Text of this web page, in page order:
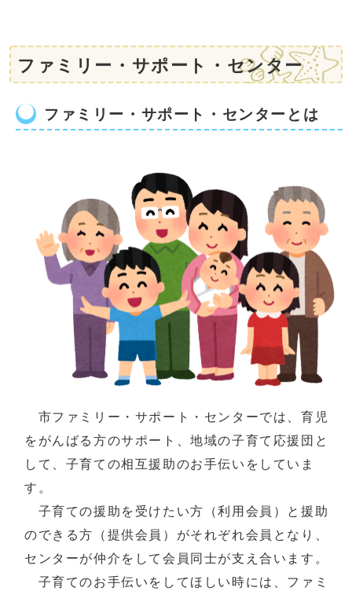
ファミリー・サポート・センター
ファミリー・サポート・センターとは
市ファミリー・サポート・センターでは、育児
をがんばる方のサポート、地域の子育て応援団と
して、子育ての相互援助のお手伝いをしていま
す。
子育ての援助を受けたい方（利用会員）と援助
のできる方（提供会員）がそれぞれ会員となり、
センターが仲介をして会員同士が支え合います。
子育てのお手伝いをしてほしい時には、ファミ